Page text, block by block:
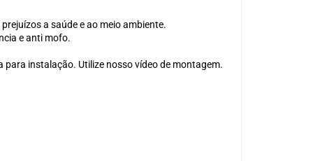
a saúde e ao meio ambiente.
e anti mofo.
instalação. Utilize nosso vídeo de montagem.